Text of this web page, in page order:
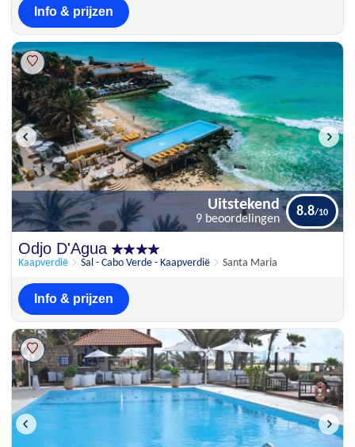
Info & prijzen
9 beoordelingen
Odjo D'Agua
Kaapverdië Sal - Cabo Verde - Kaapverdië Santa Maria
Uitstekend
9 beoordelingen
8.8
Info & prijzen